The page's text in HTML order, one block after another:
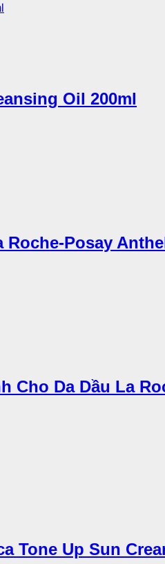
Oil 200ml
Posay
Cho Da Dầu La
Tone Up Sun